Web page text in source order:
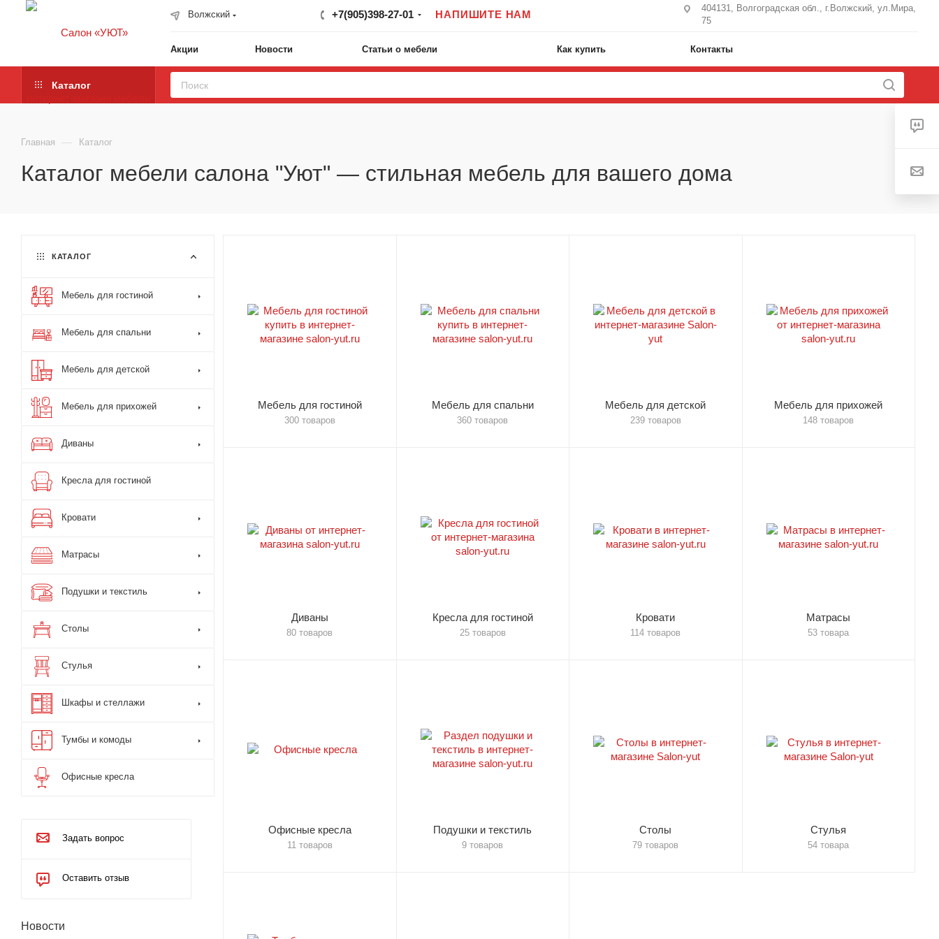
Волжский +7(905)398-27-01 НАПИШИТЕ НАМ
404131, Волгоградская обл., г.Волжский, ул.Мира,
75
Акции Новости Статьи о мебели Как купить Контакты
Каталог
Главная — Каталог
Каталог мебели салона "Уют" — стильная мебель для вашего дома
Мебель для гостиной
300 товаров
Мебель для спальни
360 товаров
Мебель для детской
239 товаров
Мебель для прихожей
148 товаров
Диваны
80 товаров
Кресла для гостиной
25 товаров
Кровати
114 товаров
Матрасы
53 товара
Офисные кресла
11 товаров
Подушки и текстиль
9 товаров
Столы
79 товаров
Стулья
54 товара
КАТАЛОГ
Мебель для гостиной
Мебель для спальни
Мебель для детской
Мебель для прихожей
Диваны
Кресла для гостиной
Кровати
Матрасы
Подушки и текстиль
Столы
Стулья
Шкафы и стеллажи
Тумбы и комоды
Офисные кресла
Задать вопрос
Оставить отзыв
Новости